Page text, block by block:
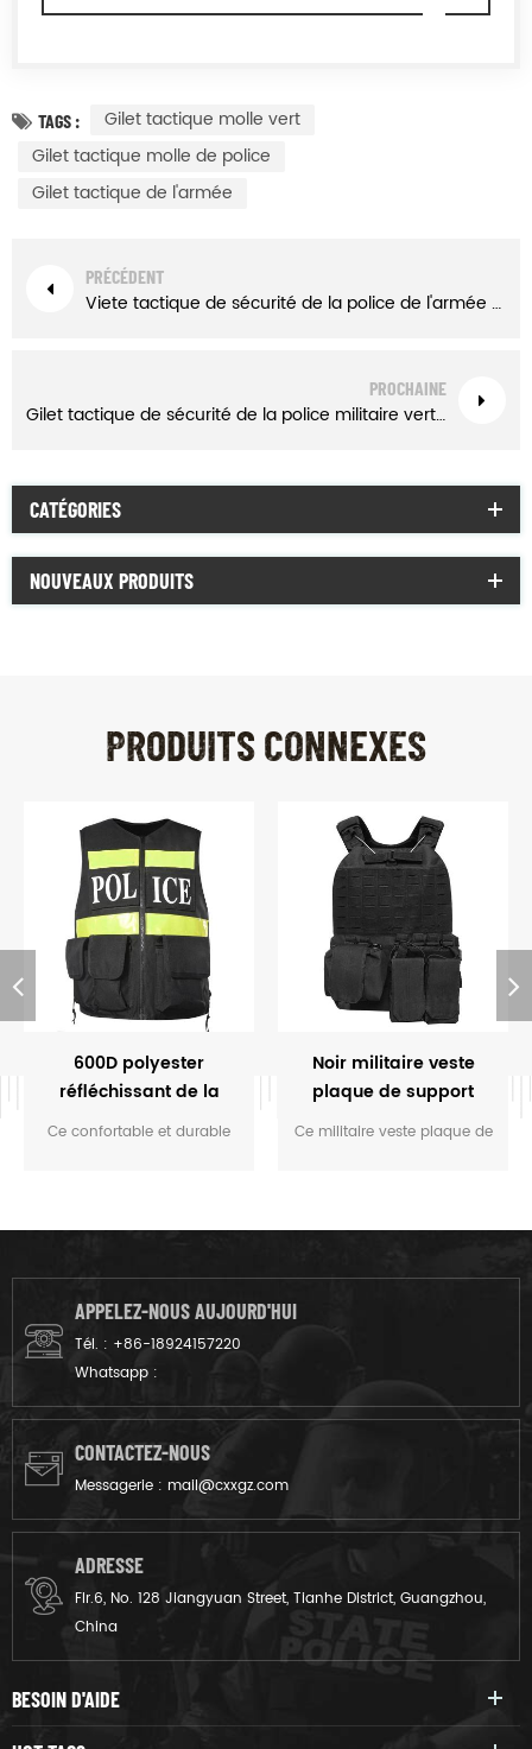
TAGS :
Gilet tactique molle vert
Gilet tactique molle de police
Gilet tactique de l'armée
PRÉCÉDENT
Viete tactique de sécurité de la police de l'armée militaire brun jaunâtre avec pochettes
PROCHAINE
Gilet tactique de sécurité de la police militaire verte de l'armée avec pochettes
CATÉGORIES
NOUVEAUX PRODUITS
PRODUITS CONNEXES
600D polyester
réfléchissant de la
police tactical vest
Ce confortable et durable
Noir militaire veste
plaque de support
Ce militaire veste plaque de
APPELEZ-NOUS AUJOURD'HUI
Tél. : +86-18924157220
Whatsapp :
CONTACTEZ-NOUS
Messagerie : mail@cxxgz.com
ADRESSE
Flr.6, No. 128 Jiangyuan Street, Tianhe District, Guangzhou,
China
BESOIN D'AIDE